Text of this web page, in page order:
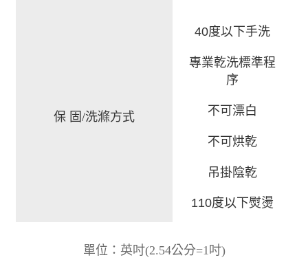
保 固/洗滌方式
40度以下手洗
專業乾洗標準程
序
不可漂白
不可烘乾
吊掛陰乾
110度以下熨燙
單位：英吋(2.54公分=1吋)